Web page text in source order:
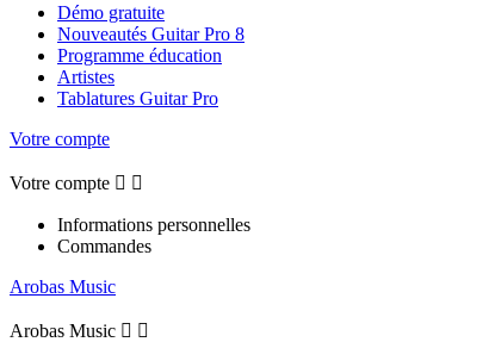
Démo gratuite
Nouveautés Guitar Pro 8
Programme éducation
Artistes
Tablatures Guitar Pro
Votre compte
Votre compte  
Informations personnelles
Commandes
Arobas Music
Arobas Music  